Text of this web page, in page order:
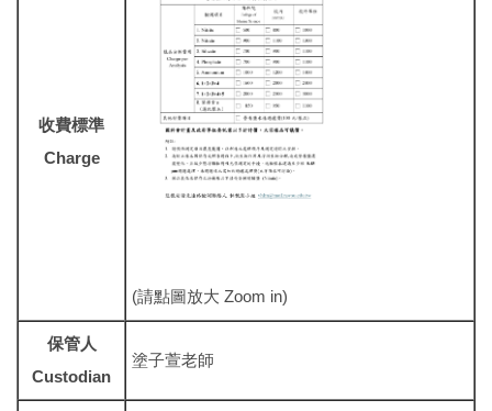
收費標準
Charge
(請點圖放大 Zoom in)
保管人
Custodian
塗子萱老師